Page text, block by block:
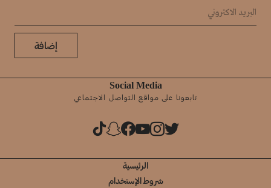
إضافة
Social Media
تابعونا على مواقع التواصل الاجتماعي
الرئيسية
شروط الإستخدام